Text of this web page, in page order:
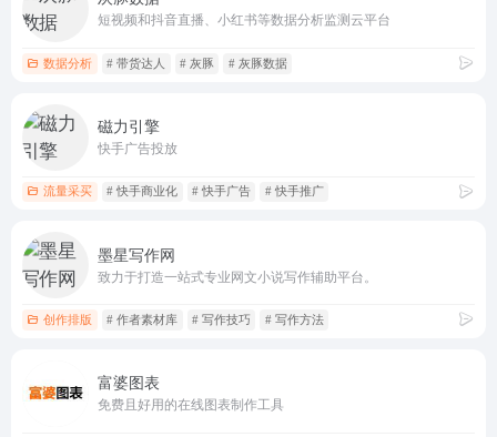
短视频和抖音直播、小红书等数据分析监测云平台
数据分析 # 带货达人 # 灰豚 # 灰豚数据
磁力引擎
快手广告投放
流量采买 # 快手商业化 # 快手广告 # 快手推广
墨星写作网
致力于打造一站式专业网文小说写作辅助平台。
创作排版 # 作者素材库 # 写作技巧 # 写作方法
富婆图表
免费且好用的在线图表制作工具